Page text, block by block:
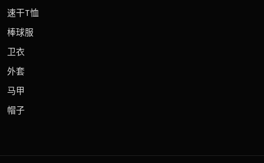
速干T恤
棒球服
卫衣
外套
马甲
帽子